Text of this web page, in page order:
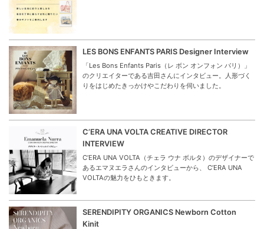
LES BONS ENFANTS PARIS Designer Interview
「Les Bons Enfants Paris（レ ボン オンフォン パリ）」
のクリエイターである吉田さんにインタビュー。人形づく
りをはじめたきっかけやこだわりを伺いました。
C’ERA UNA VOLTA CREATIVE DIRECTOR
INTERVIEW
C’ERA UNA VOLTA（チェラ ウナ ボルタ）のデザイナーで
あるエマヌエラさんのインタビューから、 C’ERA UNA
VOLTAの魅力をひもときます。
SERENDIPITY ORGANICS Newborn Cotton
Kinit